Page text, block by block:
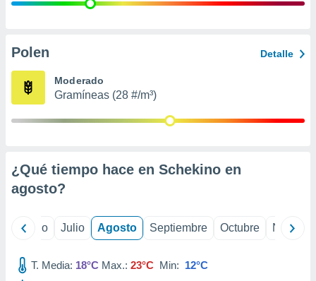
publicidad
de
Polen Detalle
Moderado
Gramíneas (28 #/m³)
¿Qué tiempo hace en Schekino en
agosto?
Junio Julio Agosto Septiembre Octubre
T. Media: 18°C Max.: 23°C Min: 12°C